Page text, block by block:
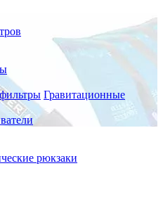
Гравитационные
рюкзаки